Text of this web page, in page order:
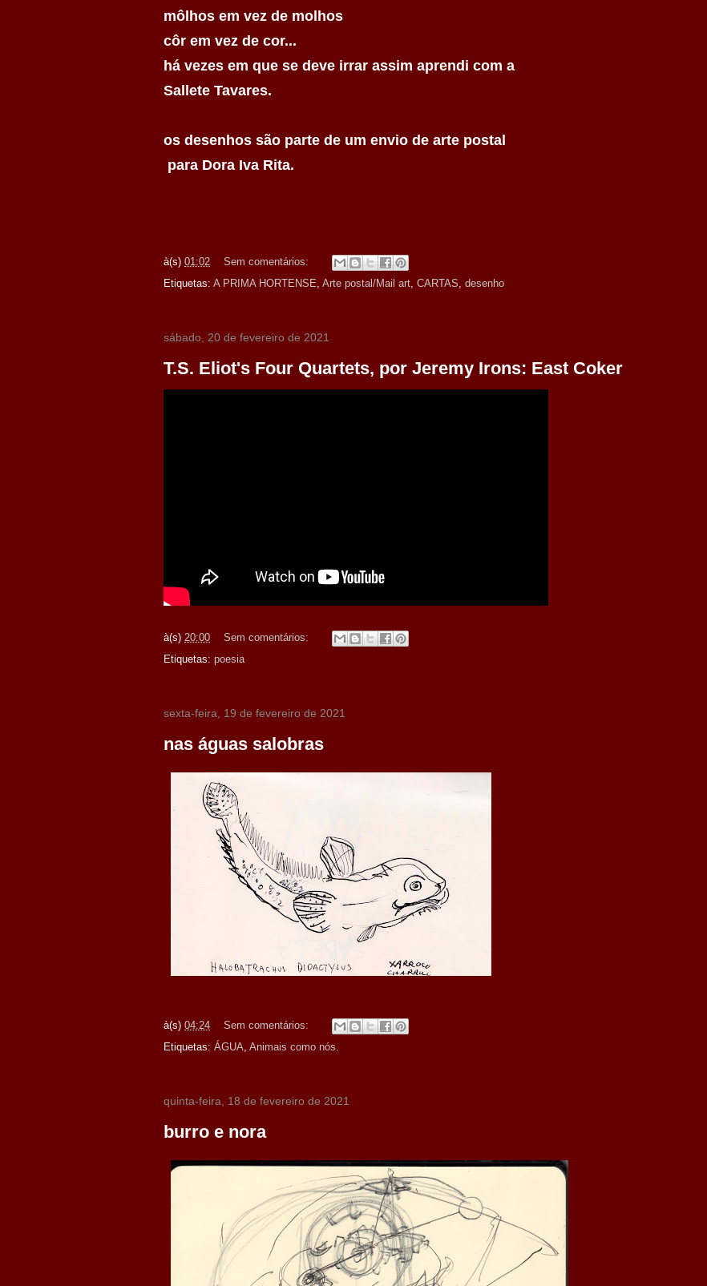
môlhos em vez de molhos
côr em vez de cor...
há vezes em que se deve irrar assim aprendi com a
Sallete Tavares.
os desenhos são parte de um envio de arte postal
para Dora Iva Rita.
à(s) 01:02
Sem comentários:
Etiquetas: A PRIMA HORTENSE, Arte postal/Mail art, CARTAS, desenho
sábado, 20 de fevereiro de 2021
T.S. Eliot's Four Quartets, por Jeremy Irons: East Coker
à(s) 20:00
Sem comentários:
Etiquetas: poesia
sexta-feira, 19 de fevereiro de 2021
nas águas salobras
à(s) 04:24
Sem comentários:
Etiquetas: ÁGUA, Animais como nós.
quinta-feira, 18 de fevereiro de 2021
burro e nora